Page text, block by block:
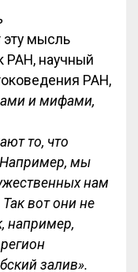
эту мысль
РАН, научный
РАН,
и мифами,
то, что
Например, мы
нам
вот они не
например,
залив».